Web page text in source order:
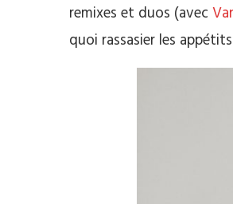
remixes et duos (avec
quoi rassasier les